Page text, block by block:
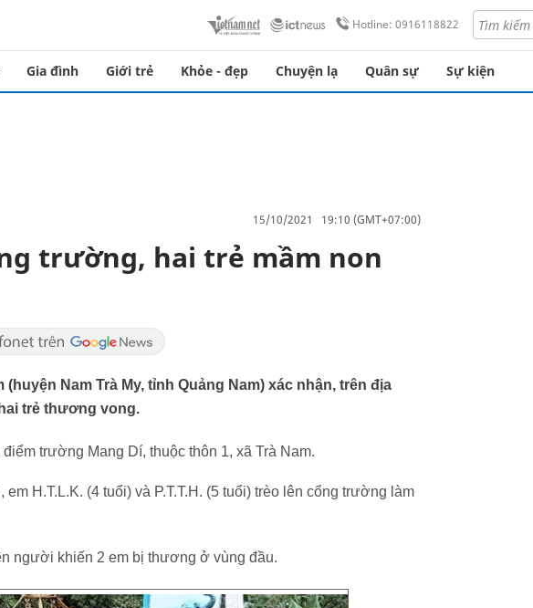
Hotline: 0916118822
Gia đình Giới trẻ Khỏe - đẹp Chuyện lạ Quân sự Sự kiện
15/10/2021 19:10 (GMT+07:00)
trường, hai trẻ mầm non
(huyện Nam Trà My, tỉnh Quảng Nam) xác nhận, trên địa
trẻ thương vong.
trường Mang Dí, thuộc thôn 1, xã Trà Nam.
H.T.L.K. (4 tuổi) và P.T.T.H. (5 tuổi) trèo lên cổng trường làm
người khiến 2 em bị thương ở vùng đầu.